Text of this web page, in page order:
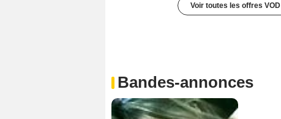
Voir toutes les offres VOD
Bandes-annonces